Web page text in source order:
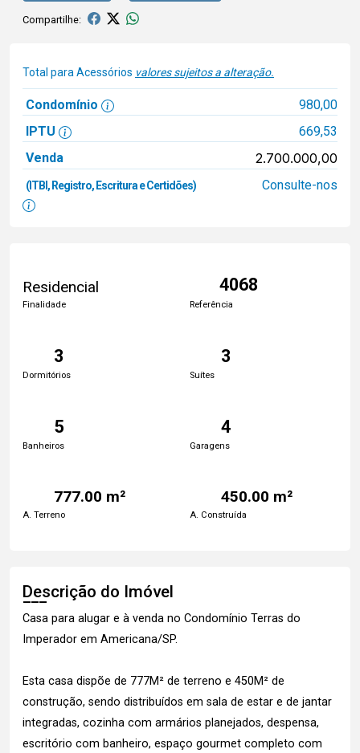
Compartilhe:
Total para Acessórios valores sujeitos a alteração.
Condomínio
980,00
IPTU
669,53
Venda
2.700.000,00
(ITBI, Registro, Escritura e Certidões) Consulte-nos
Residencial
Finalidade
4068
Referência
3
Dormitórios
3
Suítes
5
Banheiros
4
Garagens
777.00 m²
A. Terreno
450.00 m²
A. Construída
Descrição do Imóvel
Casa para alugar e à venda no Condomínio Terras do
Imperador em Americana/SP.
Esta casa dispõe de 777M² de terreno e 450M² de
construção, sendo distribuídos em sala de estar e de jantar
integradas, cozinha com armários planejados, despensa,
escritório com banheiro, espaço gourmet completo com